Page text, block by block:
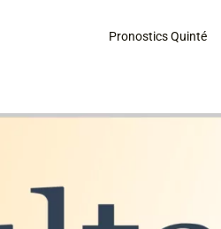
Pronostics Quinté